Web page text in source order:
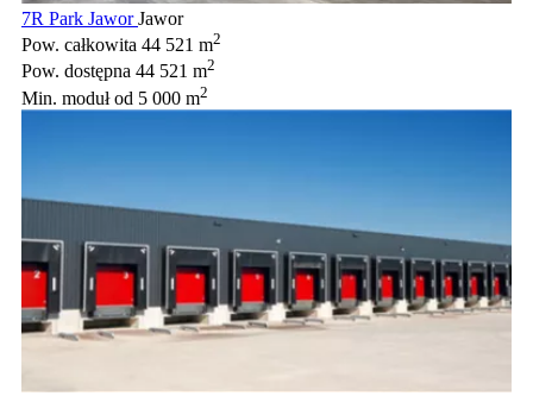
7R Park JaworJawor
Pow. całkowita 44 521 m2
Pow. dostępna 44 521 m2
Min. modułod 5 000 m2